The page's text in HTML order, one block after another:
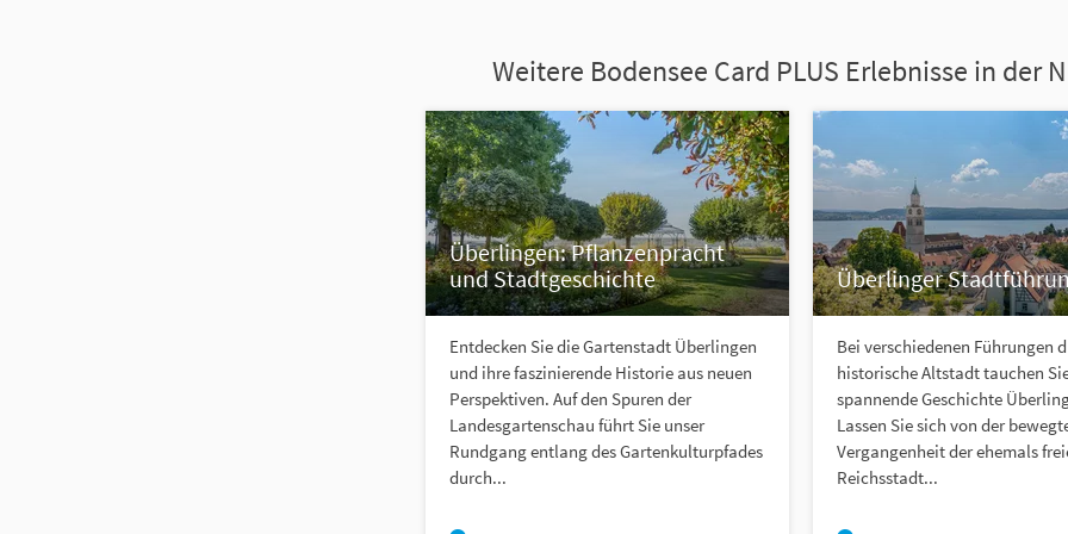
Weitere Bodensee Card PLUS Erlebnisse in der
Überlingen: Pflanzenpracht
und Stadtgeschichte
Entdecken Sie die Gartenstadt Überlingen
und ihre faszinierende Historie aus neuen
Perspektiven. Auf den Spuren der
Landesgartenschau führt Sie unser
Rundgang entlang des Gartenkulturpfades
durch...
Überlinger
Bei verschiedenen Führungen
historische Altstadt tauchen
spannende Geschichte
Lassen Sie sich von der
Vergangenheit der ehemals
Reichsstadt...